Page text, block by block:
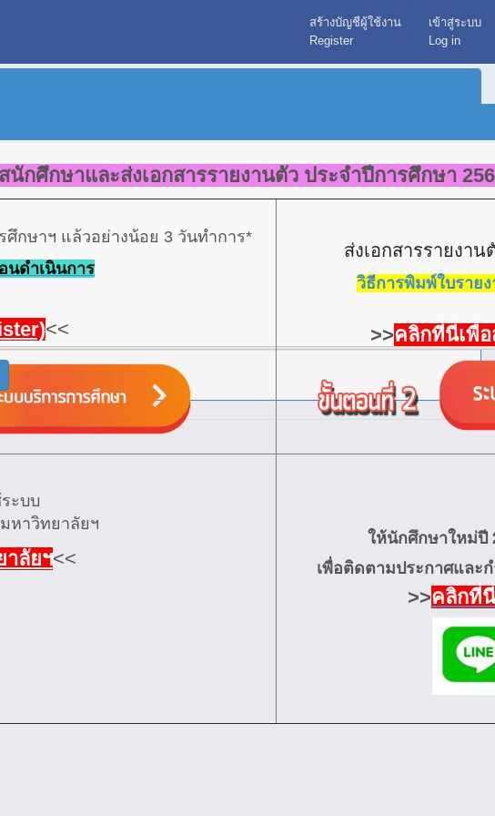
สร้างบัญชีผู้ใช้งาน
Register
เข้าสู่ระบบ
Log in
กศึกษาและส่งเอกสารรายงานตัว ประจำปีการศึกษา
ศึกษาฯ แล้วอย่างน้อย 3 วันทำการ*
นดำเนินการ
<<
ส่งเอกสารรายงา
วิธีการพิมพ์ใบราย
>>คลิกที่นี่เพื่อ
ะบบ
หาวิทยาลัยฯ
ลัยฯ<<
ให้นักศึกษาใหม่ปี
เพื่อติดตามประกาศและ
>>คลิกที่